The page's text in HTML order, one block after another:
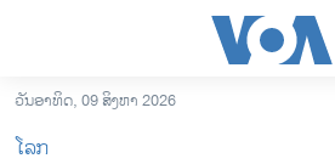
ເຂົ້າ
ຫາ
ວັນອາທິດ, 09 ສິງຫາ 2026
ໂລກ